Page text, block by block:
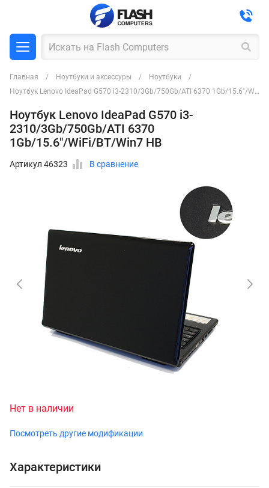
Главная Ноутбуки и аксессуры
Ноутбуки
Ноутбук Lenovo IdeaPad G570 i3-2310/3Gb/750Gb/ATI 6370 1Gb/15.6"/WiFi/BT/Win7 HB
Ноутбук Lenovo IdeaPad G570 i3-
2310/3Gb/750Gb/ATI 6370
1Gb/15.6"/WiFi/BT/Win7 HB
Артикул 46323 В сравнение
Нет в наличии
Посмотреть другие модификации
Характеристики